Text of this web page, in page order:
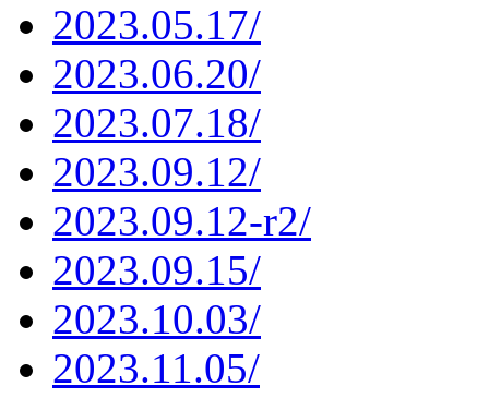
2023.05.17/
2023.06.20/
2023.07.18/
2023.09.12/
2023.09.12-r2/
2023.09.15/
2023.10.03/
2023.11.05/